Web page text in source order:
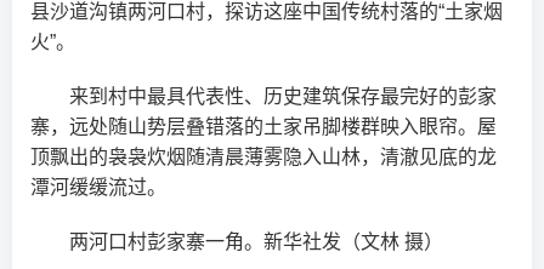
县沙道沟镇两河口村，探访这座中国传统村落的“土家烟
火”。
来到村中最具代表性、历史建筑保存最完好的彭家
寨，远处随山势层叠错落的土家吊脚楼群映入眼帘。屋
顶飘出的袅袅炊烟随清晨薄雾隐入山林，清澈见底的龙
潭河缓缓流过。
两河口村彭家寨一角。新华社发（文林 摄）